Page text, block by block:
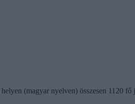
(magyar nyelven) összesen 1120 fő